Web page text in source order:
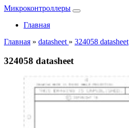
Микроконтроллеры
Главная
Главная » datasheet » 324058 datasheet
324058 datasheet